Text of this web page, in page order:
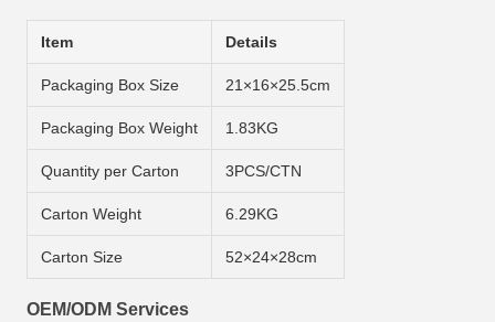
Item Details
Packaging Box Size 21×16×25.5cm
Packaging Box Weight 1.83KG
Quantity per Carton 3PCS/CTN
Carton Weight 6.29KG
Carton Size 52×24×28cm
OEM/ODM Services